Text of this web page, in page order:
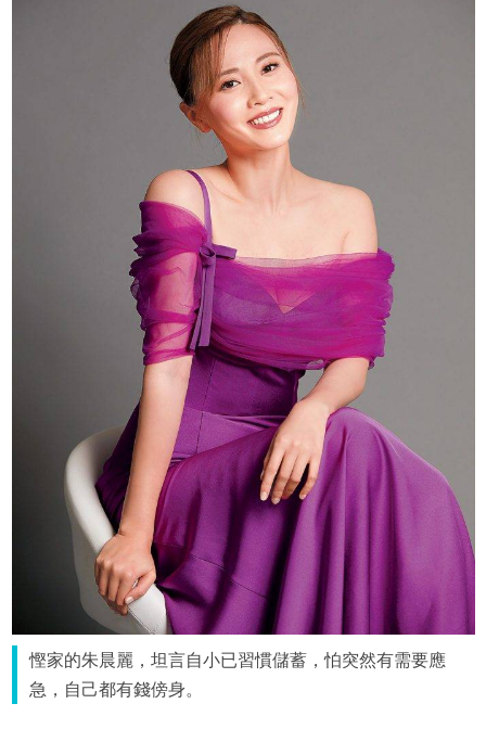
慳家的朱晨麗，坦言自小已習慣儲蓄，怕突然有需要應
急，自己都有錢傍身。